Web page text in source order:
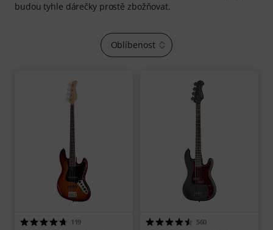
budou tyhle dárečky prostě zbožňovat.
Oblíbenost
119 560